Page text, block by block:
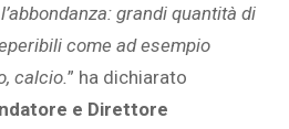
grandi quantità di
come ad esempio
calcio.” ha dichiarato
e Direttore